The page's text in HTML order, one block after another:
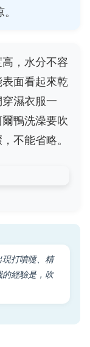
，水分不容
面看起來乾
濕衣服一
鴨洗澡要吹
不能省略。
打噴嚏、精
經驗是，吹